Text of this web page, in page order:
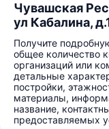
Чувашская
ул Кабалина,
Получите
общее количество
организаций или
детальные
постройки,
материалы,
название,
предоставляемых